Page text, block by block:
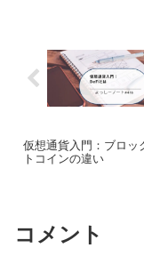
仮想通貨入門：ブロッ
トコインの違い
コメント